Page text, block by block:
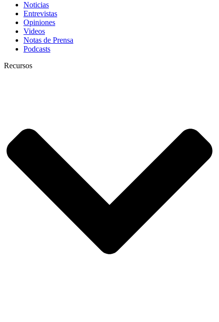
Noticias
Entrevistas
Opiniones
Videos
Notas de Prensa
Podcasts
Recursos